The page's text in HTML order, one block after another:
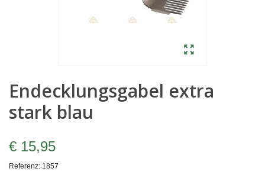
Endecklungsgabel extra
stark blau
€ 15,95
Referenz: 1857